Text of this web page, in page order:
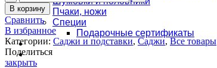
Пчаки, ножи
Специи
Подарочные сертификаты
Оплата и доставка
Контакты
Садж
сковорода
чугунная
510
мм
В корзину
Сравнить
В избранное
Категории: Саджи и подставки, Саджи, Все товары
Поделиться
закрыть